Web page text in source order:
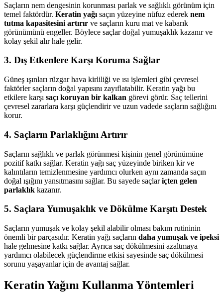
Saçların nem dengesinin korunması parlak ve sağlıklı görünüm için
temel faktördür. Keratin yağı saçın yüzeyine nüfuz ederek nem
tutma kapasitesini artırır ve saçların kuru mat ve kabarık
görünümünü engeller. Böylece saçlar doğal yumuşaklık kazanır ve
kolay şekil alır hale gelir.
3. Dış Etkenlere Karşı Koruma Sağlar
Güneş ışınları rüzgar hava kirliliği ve ısı işlemleri gibi çevresel
faktörler saçların doğal yapısını zayıflatabilir. Keratin yağı bu
etkilere karşı saçı koruyan bir kalkan görevi görür. Saç tellerini
çevresel zararlara karşı güçlendirir ve uzun vadede saçların sağlığını
korur.
4. Saçların Parlaklığını Artırır
Saçların sağlıklı ve parlak görünmesi kişinin genel görünümüne
pozitif katkı sağlar. Keratin yağı saç yüzeyinde biriken kir ve
kalıntıların temizlenmesine yardımcı olurken aynı zamanda saçın
doğal ışığını yansıtmasını sağlar. Bu sayede saçlariçten gelen
parlaklık kazanır.
5. Saçlara Yumuşaklık ve Dökülme Karşıtı Destek
Saçların yumuşak ve kolay şekil alabilir olması bakım rutininin
önemli bir parçasıdır. Keratin yağı saçların daha yumuşak ve ipeksi
hale gelmesine katkı sağlar. Ayrıca saç dökülmesini azaltmaya
yardımcı olabilecek güçlendirme etkisi sayesinde saç dökülmesi
sorunu yaşayanlar için de avantaj sağlar.
Keratin Yağını Kullanma Yöntemleri